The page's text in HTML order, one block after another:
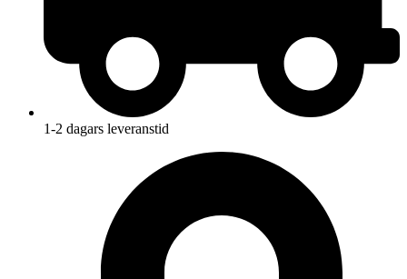
1-2 dagars leveranstid